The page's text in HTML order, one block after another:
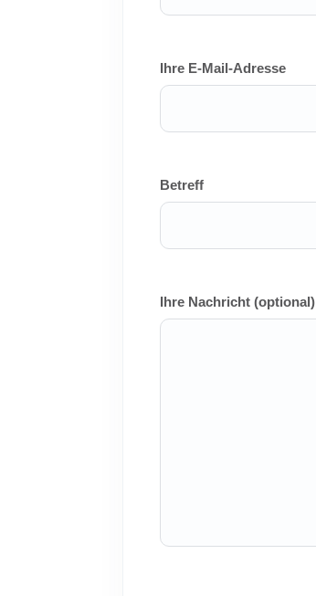
Ihre E-Mail-Adresse
Betreff
Ihre Nachricht (optional)